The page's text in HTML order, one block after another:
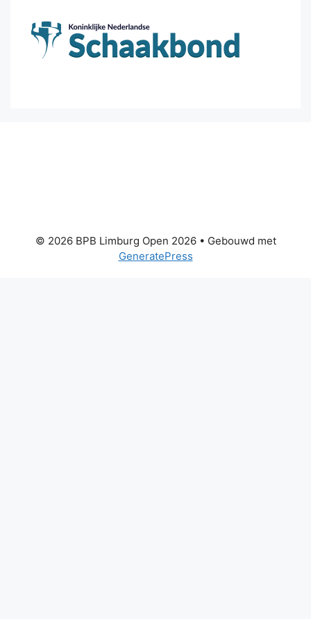
© 2026 BPB Limburg Open 2026• Gebouwd met
GeneratePress